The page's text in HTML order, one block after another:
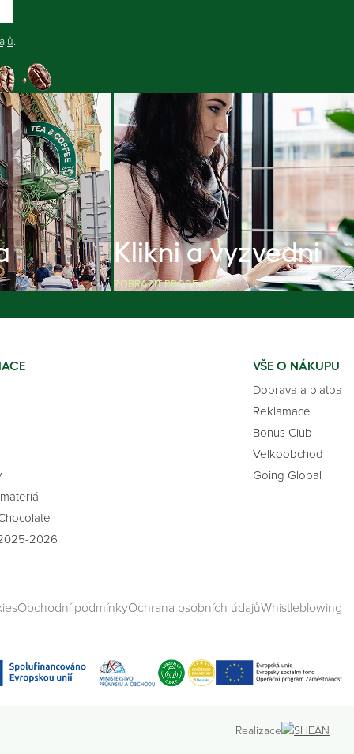
.
Klikni a vyzvedni
ZOBRAZIT PRODEJNY
2026
VŠE O NÁKUPU
Doprava a platba
Reklamace
Bonus Club
Velkoobchod
Going Global
Obchodní podmínkyOchrana osobních údajůWhistleblowing
Realizace